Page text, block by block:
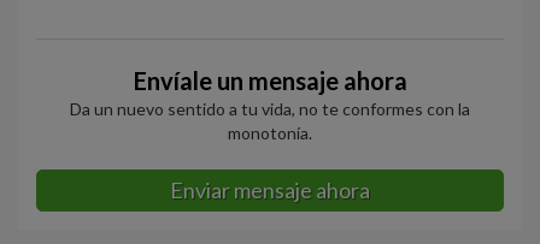
Envíale un mensaje ahora
Da un nuevo sentido a tu vida, no te conformes con la
monotonía.
Enviar mensaje ahora